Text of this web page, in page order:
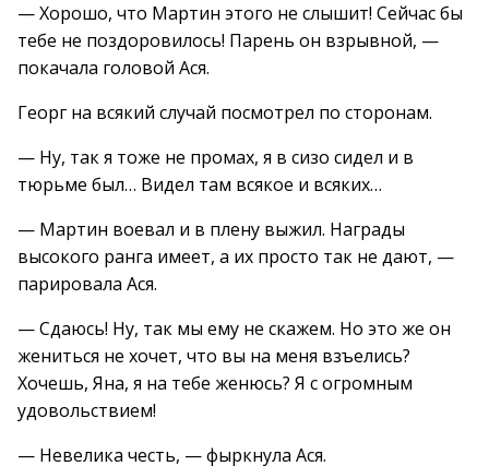
— Хорошо, что Мартин этого не слышит! Сейчас бы
тебе не поздоровилось! Парень он взрывной, —
покачала головой Ася.
Георг на всякий случай посмотрел по сторонам.
— Ну, так я тоже не промах, я в сизо сидел и в
тюрьме был… Видел там всякое и всяких…
— Мартин воевал и в плену выжил. Награды
высокого ранга имеет, а их просто так не дают, —
парировала Ася.
— Сдаюсь! Ну, так мы ему не скажем. Но это же он
жениться не хочет, что вы на меня взъелись?
Хочешь, Яна, я на тебе женюсь? Я с огромным
удовольствием!
— Невелика честь, — фыркнула Ася.